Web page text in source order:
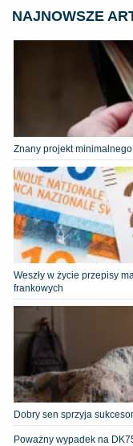
NAJNOWSZE
Znany projekt
Weszły w życie przepisy
frankowych
Dobry sen sprzyja
Poważny wypadek na